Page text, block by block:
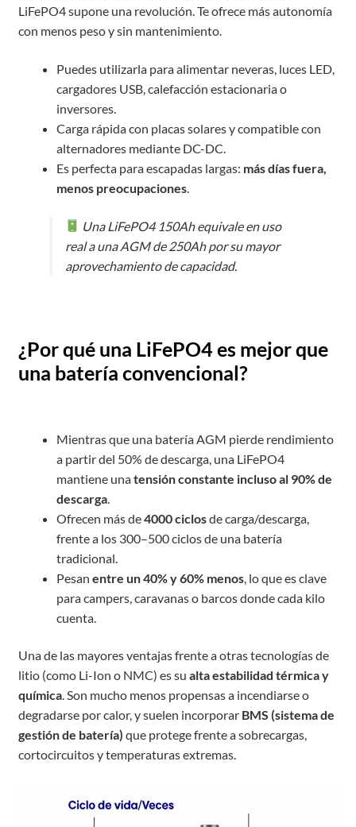
LiFePO4 supone una revolución. Te ofrece más autonomía
con menos peso y sin mantenimiento.
Puedes utilizarla para alimentar neveras, luces LED,
cargadores USB, calefacción estacionaria o
inversores.
Carga rápida con placas solares y compatible con
alternadores mediante DC-DC.
Es perfecta para escapadas largas: más días fuera,
menos preocupaciones.
Una LiFePO4 150Ah equivale en uso
real a una AGM de 250Ah por su mayor
aprovechamiento de capacidad.
¿Por qué una LiFePO4 es mejor que
una batería convencional?
Mientras que una batería AGM pierde rendimiento
a partir del 50% de descarga, una LiFePO4
mantiene unatensión constante incluso al 90% de
descarga.
Ofrecen más de4000 ciclosde carga/descarga,
frente a los 300–500 ciclos de una batería
tradicional.
Pesan entre un 40% y 60% menos, lo que es clave
para campers, caravanas o barcos donde cada kilo
cuenta.
Una de las mayores ventajas frente a otras tecnologías de
litio (como Li-Ion o NMC) es su alta estabilidad térmica y
química. Son mucho menos propensas a incendiarse o
degradarse por calor, y suelen incorporar BMS (sistema de
gestión de batería) que protege frente a sobrecargas,
cortocircuitos y temperaturas extremas.